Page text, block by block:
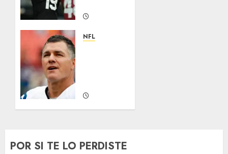
2026
0
NFL
2026
POR SI TE LO PERDISTE